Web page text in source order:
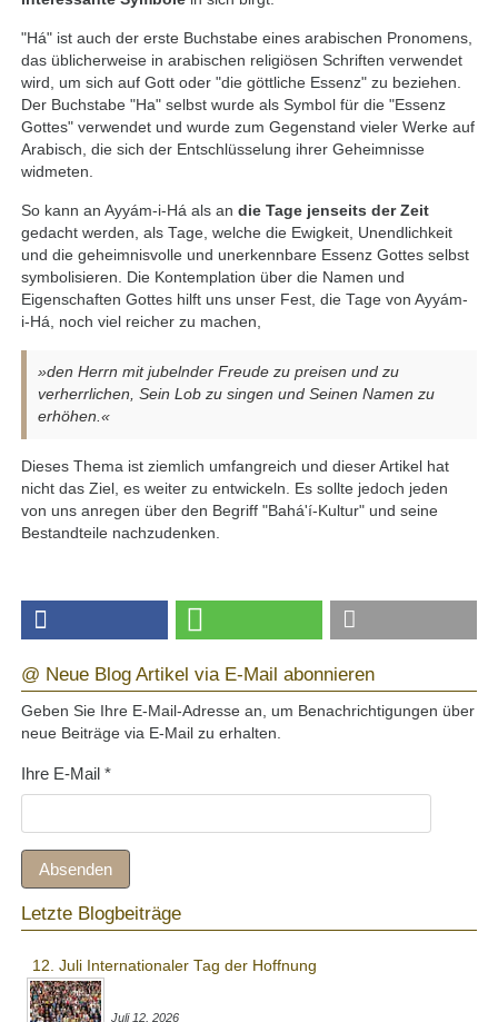
"Há" ist auch der erste Buchstabe eines arabischen Pronomens,
das üblicherweise in arabischen religiösen Schriften verwendet
wird, um sich auf Gott oder "die göttliche Essenz" zu beziehen.
Der Buchstabe "Ha" selbst wurde als Symbol für die "Essenz
Gottes" verwendet und wurde zum Gegenstand vieler Werke auf
Arabisch, die sich der Entschlüsselung ihrer Geheimnisse
widmeten.
So kann an Ayyám-i-Há als andie Tage jenseits der Zeit
gedacht werden, als Tage, welche die Ewigkeit, Unendlichkeit
und die geheimnisvolle und unerkennbare Essenz Gottes selbst
symbolisieren. Die Kontemplation über die Namen und
Eigenschaften Gottes hilft uns unser Fest, die Tage von Ayyám-
i-Há, noch viel reicher zu machen,
»den Herrn mit jubelnder Freude zu preisen und zu
verherrlichen, Sein Lob zu singen und Seinen Namen zu
erhöhen.«
Dieses Thema ist ziemlich umfangreich und dieser Artikel hat
nicht das Ziel, es weiter zu entwickeln. Es sollte jedoch jeden
von uns anregen über den Begriff "Bahá'í-Kultur" und seine
Bestandteile nachzudenken.
@ Neue Blog Artikel via E-Mail abonnieren
Geben Sie Ihre E-Mail-Adresse an, um Benachrichtigungen über
neue Beiträge via E-Mail zu erhalten.
Ihre E-Mail*
Absenden
Letzte Blogbeiträge
12. Juli Internationaler Tag der Hoffnung
Juli 12, 2026